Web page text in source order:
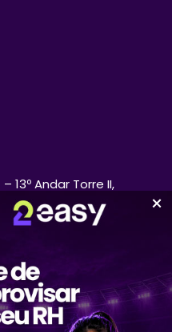
13º Andar Torre II,
000